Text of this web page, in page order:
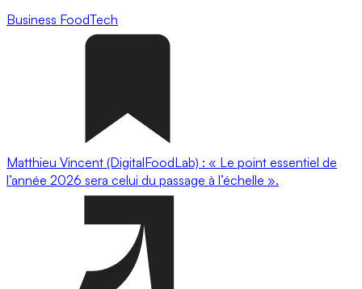
Business FoodTech
Matthieu Vincent (DigitalFoodLab) : « Le point essentiel de
l’année 2026 sera celui du passage à l’échelle ».